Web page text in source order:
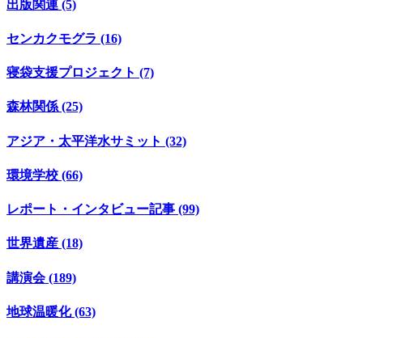
出版関連 (5)
センカクモグラ (16)
寝袋支援プロジェクト (7)
森林関係 (25)
アジア・太平洋水サミット (32)
環境学校 (66)
レポート・インタビュー記事 (99)
世界遺産 (18)
講演会 (189)
地球温暖化 (63)